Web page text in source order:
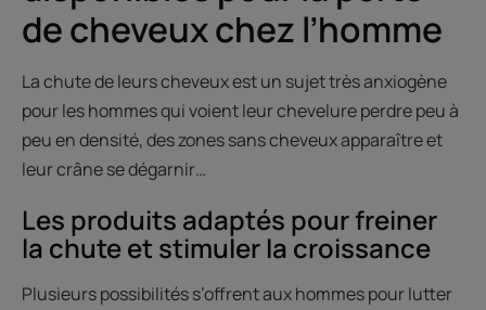
de cheveux chez l’homme
La chute de leurs cheveux est un sujet très anxiogène
pour les hommes qui voient leur chevelure perdre peu à
peu en densité, des zones sans cheveux apparaître et
leur crâne se dégarnir…
Les produits adaptés pour freiner
la chute et stimuler la croissance
Plusieurs possibilités s’offrent aux hommes pour lutter